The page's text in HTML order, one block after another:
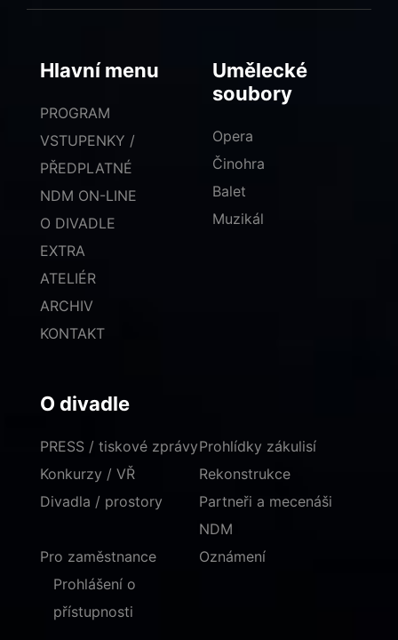
Hlavní menu
PROGRAM
VSTUPENKY /
PŘEDPLATNÉ
NDM ON-LINE
O DIVADLE
EXTRA
ATELIÉR
ARCHIV
KONTAKT
Umělecké
soubory
Opera
Činohra
Balet
Muzikál
O divadle
PRESS / tiskové zprávy
Konkurzy / VŘ
Divadla / prostory
Prohlídky zákulisí
Rekonstrukce
Partneři a mecenáši
NDM
Pro zaměstnance
Oznámení
Prohlášení o
přístupnosti